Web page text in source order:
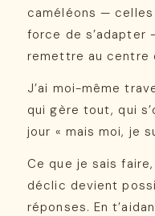
caméléons —
force de s’adapter
remettre au centre
J’ai moi-même
qui gère tout, qui
jour « mais moi, je
Ce que je sais
déclic devient
réponses. En